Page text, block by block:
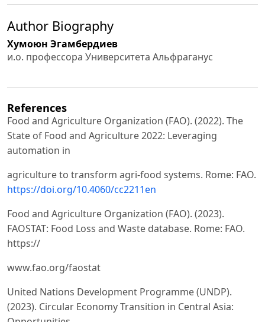
Author Biography
Хумоюн Эгамбердиев
и.о. профессора Университета Альфраганус
References
Food and Agriculture Organization (FAO). (2022). The
State of Food and Agriculture 2022: Leveraging
automation in
agriculture to transform agri-food systems. Rome: FAO.
https://doi.org/10.4060/cc2211en
Food and Agriculture Organization (FAO). (2023).
FAOSTAT: Food Loss and Waste database. Rome: FAO.
https://
www.fao.org/faostat
United Nations Development Programme (UNDP).
(2023). Circular Economy Transition in Central Asia: